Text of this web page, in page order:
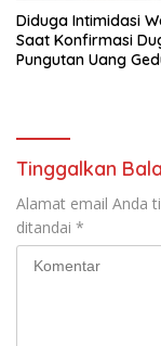
Diduga Intimidasi
Saat Konfirmasi
Pungutan Uang
Tinggalkan
Alamat email Anda
ditandai *